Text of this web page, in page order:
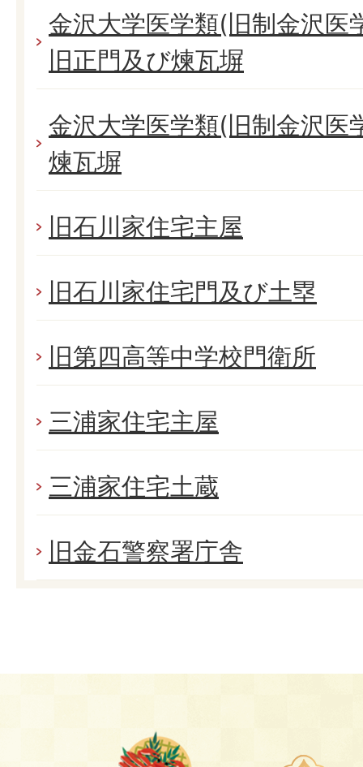
金沢大学医学類(旧制金沢医
旧正門及び煉瓦塀
金沢大学医学類(旧制金沢医
煉瓦塀
旧石川家住宅主屋
旧石川家住宅門及び土塁
旧第四高等中学校門衛所
三浦家住宅主屋
三浦家住宅土蔵
旧金石警察署庁舎